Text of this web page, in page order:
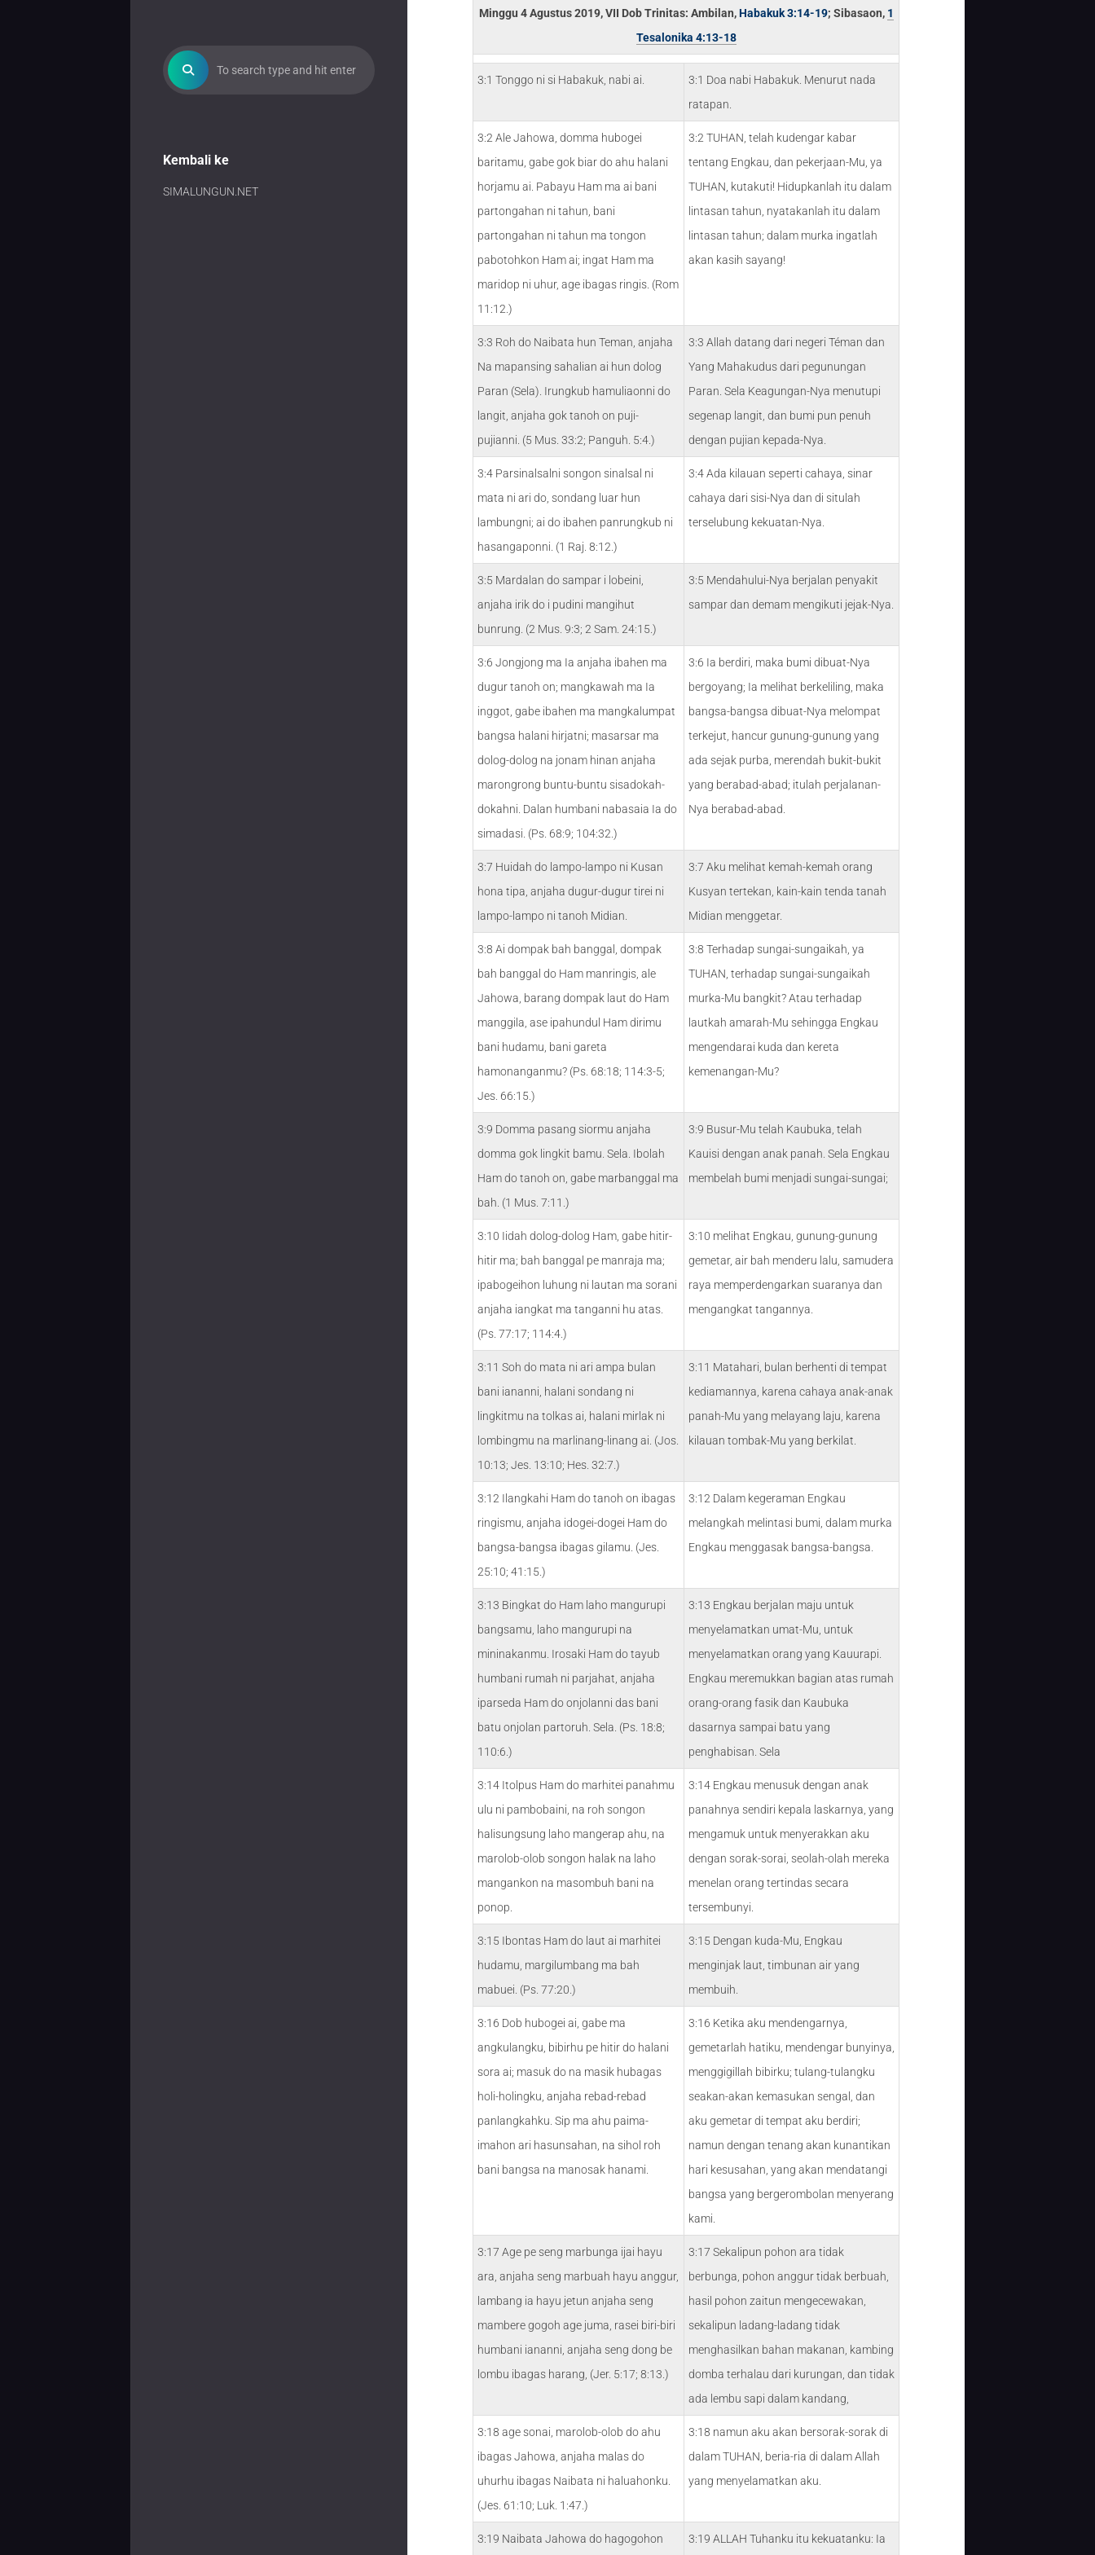
Kembali ke
SIMALUNGUN.NET
Minggu 4 Agustus 2019, VII Dob Trinitas: Ambilan,Habakuk 3:14-19; Sibasaon, 1
Tesalonika 4:13-18
3:1 Tonggo ni si Habakuk, nabi ai.
3:1 Doa nabi Habakuk. Menurut nada
ratapan.
3:2 Ale Jahowa, domma hubogei
baritamu, gabe gok biar do ahu halani
horjamu ai. Pabayu Ham ma ai bani
partongahan ni tahun, bani
partongahan ni tahun ma tongon
pabotohkon Ham ai; ingat Ham ma
maridop ni uhur, age ibagas ringis. (Rom
11:12.)
3:2 TUHAN, telah kudengar kabar
tentang Engkau, dan pekerjaan-Mu, ya
TUHAN, kutakuti! Hidupkanlah itu dalam
lintasan tahun, nyatakanlah itu dalam
lintasan tahun; dalam murka ingatlah
akan kasih sayang!
3:3 Roh do Naibata hun Teman, anjaha
Na mapansing sahalian ai hun dolog
Paran (Sela). Irungkub hamuliaonni do
langit, anjaha gok tanoh on puji-
pujianni. (5 Mus. 33:2; Panguh. 5:4.)
3:3 Allah datang dari negeri Téman dan
Yang Mahakudus dari pegunungan
Paran. Sela Keagungan-Nya menutupi
segenap langit, dan bumi pun penuh
dengan pujian kepada-Nya.
3:4 Parsinalsalni songon sinalsal ni
mata ni ari do, sondang luar hun
lambungni; ai do ibahen panrungkub ni
hasangaponni. (1 Raj. 8:12.)
3:4 Ada kilauan seperti cahaya, sinar
cahaya dari sisi-Nya dan di situlah
terselubung kekuatan-Nya.
3:5 Mardalan do sampar i lobeini,
anjaha irik do i pudini mangihut
bunrung. (2 Mus. 9:3; 2 Sam. 24:15.)
3:5 Mendahului-Nya berjalan penyakit
sampar dan demam mengikuti jejak-Nya.
3:6 Jongjong ma Ia anjaha ibahen ma
dugur tanoh on; mangkawah ma Ia
inggot, gabe ibahen ma mangkalumpat
bangsa halani hirjatni; masarsar ma
dolog-dolog na jonam hinan anjaha
marongrong buntu-buntu sisadokah-
dokahni. Dalan humbani nabasaia Ia do
simadasi. (Ps. 68:9; 104:32.)
3:6 Ia berdiri, maka bumi dibuat-Nya
bergoyang; Ia melihat berkeliling, maka
bangsa-bangsa dibuat-Nya melompat
terkejut, hancur gunung-gunung yang
ada sejak purba, merendah bukit-bukit
yang berabad-abad; itulah perjalanan-
Nya berabad-abad.
3:7 Huidah do lampo-lampo ni Kusan
hona tipa, anjaha dugur-dugur tirei ni
lampo-lampo ni tanoh Midian.
3:7 Aku melihat kemah-kemah orang
Kusyan tertekan, kain-kain tenda tanah
Midian menggetar.
3:8 Ai dompak bah banggal, dompak
bah banggal do Ham manringis, ale
Jahowa, barang dompak laut do Ham
manggila, ase ipahundul Ham dirimu
bani hudamu, bani gareta
hamonanganmu? (Ps. 68:18; 114:3-5;
Jes. 66:15.)
3:8 Terhadap sungai-sungaikah, ya
TUHAN, terhadap sungai-sungaikah
murka-Mu bangkit? Atau terhadap
lautkah amarah-Mu sehingga Engkau
mengendarai kuda dan kereta
kemenangan-Mu?
3:9 Domma pasang siormu anjaha
domma gok lingkit bamu. Sela. Ibolah
Ham do tanoh on, gabe marbanggal ma
bah. (1 Mus. 7:11.)
3:9 Busur-Mu telah Kaubuka, telah
Kauisi dengan anak panah. Sela Engkau
membelah bumi menjadi sungai-sungai;
3:10 Iidah dolog-dolog Ham, gabe hitir-
hitir ma; bah banggal pe manraja ma;
ipabogeihon luhung ni lautan ma sorani
anjaha iangkat ma tanganni hu atas.
(Ps. 77:17; 114:4.)
3:10 melihat Engkau, gunung-gunung
gemetar, air bah menderu lalu, samudera
raya memperdengarkan suaranya dan
mengangkat tangannya.
3:11 Soh do mata ni ari ampa bulan
bani iananni, halani sondang ni
lingkitmu na tolkas ai, halani mirlak ni
lombingmu na marlinang-linang ai. (Jos.
10:13; Jes. 13:10; Hes. 32:7.)
3:11 Matahari, bulan berhenti di tempat
kediamannya, karena cahaya anak-anak
panah-Mu yang melayang laju, karena
kilauan tombak-Mu yang berkilat.
3:12 Ilangkahi Ham do tanoh on ibagas
ringismu, anjaha idogei-dogei Ham do
bangsa-bangsa ibagas gilamu. (Jes.
25:10; 41:15.)
3:12 Dalam kegeraman Engkau
melangkah melintasi bumi, dalam murka
Engkau menggasak bangsa-bangsa.
3:13 Bingkat do Ham laho mangurupi
bangsamu, laho mangurupi na
mininakanmu. Irosaki Ham do tayub
humbani rumah ni parjahat, anjaha
iparseda Ham do onjolanni das bani
batu onjolan partoruh. Sela. (Ps. 18:8;
110:6.)
3:13 Engkau berjalan maju untuk
menyelamatkan umat-Mu, untuk
menyelamatkan orang yang Kauurapi.
Engkau meremukkan bagian atas rumah
orang-orang fasik dan Kaubuka
dasarnya sampai batu yang
penghabisan. Sela
3:14 Itolpus Ham do marhitei panahmu
ulu ni pambobaini, na roh songon
halisungsung laho mangerap ahu, na
marolob-olob songon halak na laho
mangankon na masombuh bani na
ponop.
3:14 Engkau menusuk dengan anak
panahnya sendiri kepala laskarnya, yang
mengamuk untuk menyerakkan aku
dengan sorak-sorai, seolah-olah mereka
menelan orang tertindas secara
tersembunyi.
3:15 Ibontas Ham do laut ai marhitei
hudamu, margilumbang ma bah
mabuei. (Ps. 77:20.)
3:15 Dengan kuda-Mu, Engkau
menginjak laut, timbunan air yang
membuih.
3:16 Dob hubogei ai, gabe ma
angkulangku, bibirhu pe hitir do halani
sora ai; masuk do na masik hubagas
holi-holingku, anjaha rebad-rebad
panlangkahku. Sip ma ahu paima-
imahon ari hasunsahan, na sihol roh
bani bangsa na manosak hanami.
3:16 Ketika aku mendengarnya,
gemetarlah hatiku, mendengar bunyinya,
menggigillah bibirku; tulang-tulangku
seakan-akan kemasukan sengal, dan
aku gemetar di tempat aku berdiri;
namun dengan tenang akan kunantikan
hari kesusahan, yang akan mendatangi
bangsa yang bergerombolan menyerang
kami.
3:17 Age pe seng marbunga ijai hayu
ara, anjaha seng marbuah hayu anggur,
lambang ia hayu jetun anjaha seng
mambere gogoh age juma, rasei biri-biri
humbani iananni, anjaha seng dong be
lombu ibagas harang, (Jer. 5:17; 8:13.)
3:17 Sekalipun pohon ara tidak
berbunga, pohon anggur tidak berbuah,
hasil pohon zaitun mengecewakan,
sekalipun ladang-ladang tidak
menghasilkan bahan makanan, kambing
domba terhalau dari kurungan, dan tidak
ada lembu sapi dalam kandang,
3:18 age sonai, marolob-olob do ahu
ibagas Jahowa, anjaha malas do
uhurhu ibagas Naibata ni haluahonku.
(Jes. 61:10; Luk. 1:47.)
3:18 namun aku akan bersorak-sorak di
dalam TUHAN, beria-ria di dalam Allah
yang menyelamatkan aku.
3:19 Naibata Jahowa do hagogohon 3:19 ALLAH Tuhanku itu kekuatanku: Ia